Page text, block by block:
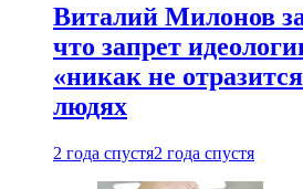
Виталий Милонов
что запрет
«никак не
людях
2 года спустя2 года спустя